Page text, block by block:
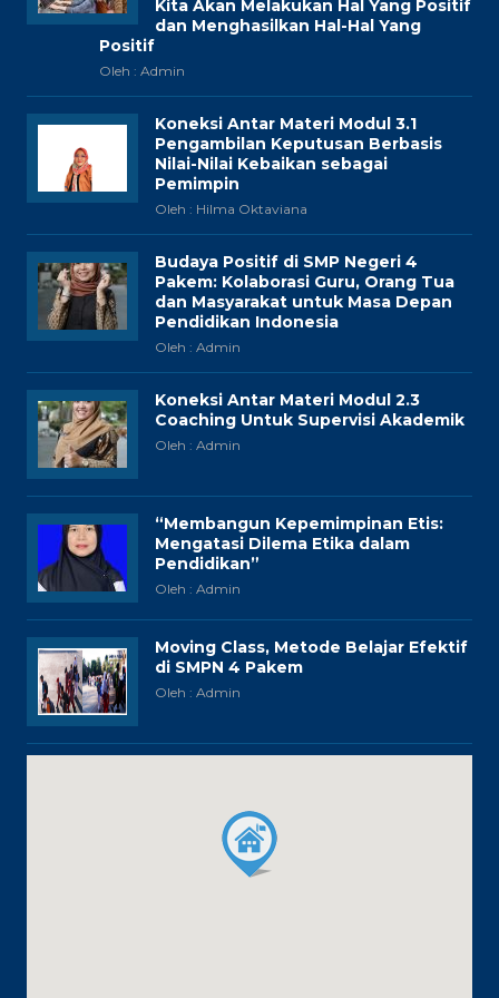
Kita Akan Melakukan Hal Yang Positif
dan Menghasilkan Hal-Hal Yang
Positif
Oleh : Admin
Koneksi Antar Materi Modul 3.1
Pengambilan Keputusan Berbasis
Nilai-Nilai Kebaikan sebagai
Pemimpin
Oleh : Hilma Oktaviana
Budaya Positif di SMP Negeri 4
Pakem: Kolaborasi Guru, Orang Tua
dan Masyarakat untuk Masa Depan
Pendidikan Indonesia
Oleh : Admin
Koneksi Antar Materi Modul 2.3
Coaching Untuk Supervisi Akademik
Oleh : Admin
“Membangun Kepemimpinan Etis:
Mengatasi Dilema Etika dalam
Pendidikan”
Oleh : Admin
Moving Class, Metode Belajar Efektif
di SMPN 4 Pakem
Oleh : Admin